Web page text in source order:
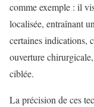
comme exemple : il
localisée, entraînant
certaines indications,
ouverture
ciblée.
La précision de ces